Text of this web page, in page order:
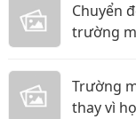
Chuyển
trường
Trường
thay vì